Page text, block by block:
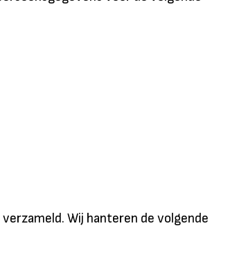
Wij hanteren de volgende